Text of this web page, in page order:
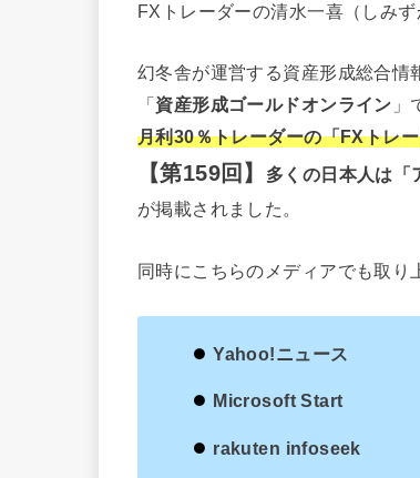
FXトレーダーの清水一喜（しみず
幻冬舎が運営する資産形成総合情
「 資産形成ゴールドオンライン 」
月利30％トレーダーの「FXトレ
【第159回】
多くの日本人は「
が掲載されました。
同時にこちらのメディアでも取り
Yahoo!ニュース
Microsoft Start
rakuten infoseek